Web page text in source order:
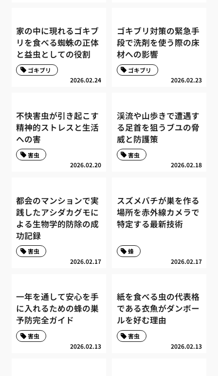
家の中に現れるゴキブ
リを食べる蜘蛛の正体
と益虫としての役割
2026.02.24
ゴキブリ
ゴキブリ対策の緊急手
段で洗剤を使う際の床
材への影響
2026.02.23
ゴキブリ
不快害虫が引き起こす
精神的ストレスと生活
への害
2026.02.20
害虫
渓流や山歩きで遭遇す
る足首を狙うブユの脅
威と防護策
2026.02.18
害虫
都会のマンションで実
践したアシダカグモに
よる生物学的防除の成
功記録
2026.02.17
害虫
スズメバチが巣を作る
場所を赤外線カメラで
特定する最新技術
2026.02.17
蜂
一年を通して安心を手
に入れるための蜂の巣
予防完全ガイド
2026.02.13
害虫
紙を食べる虫の代表格
である衣魚がダンボー
ルを好む理由
2026.02.13
害虫